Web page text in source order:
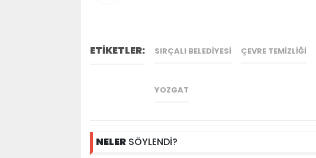
ETİKETLER: SIRÇALI BELEDIYESI ÇEVRE TEMIZLIĞI
YOZGAT
NELERSÖYLENDİ?